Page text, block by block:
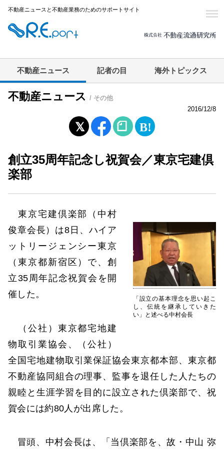
不動産ニュースと不動産業務のためのサポートサイト
不動産ニュース 記者の目 海外トピックス
不動産ニュース / その他
2016/12/8
創立35周年記念し祝賀会／東京宅建倶
楽部
「設立の基本理念を思い起こ
し、伝統を継承していきた
い」と述べる中村会長
東京宅建倶楽部（中村
俊章会長）は8日、ハイア
ットリージェンシー東京
（東京都新宿区）で、創
立35周年記念祝賀会を開
催した。
（公社）東京都宅地建
物取引業協会、（公社）
全国宅地建物取引業保証協会東京都本部、東京都
不動産協同組合の理事、監事を退任した人たちの
親睦と生涯学習を目的に設立された倶楽部で、祝
賀会には約80人が出席した。
冒頭、中村会長は、「当倶楽部を、故・中山 弥